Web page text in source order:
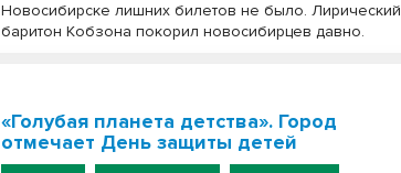
Новосибирске лишних билетов не было. Лирический
баритон Кобзона покорил новосибирцев давно.
«Голубая планета детства». Город
отмечает День защиты детей